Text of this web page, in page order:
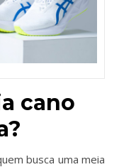
cano
busca uma meia